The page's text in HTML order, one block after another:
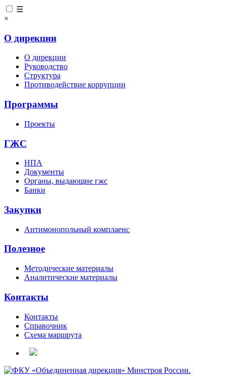
☰
×
О дирекции
О дирекции
Руководство
Структура
Противодействие коррупции
Программы
Проекты
ГЖС
НПА
Документы
Органы, выдающие гжс
Банки
Закупки
Антимонопольный комплаенс
Полезное
Методические материалы
Аналитические материалы
Контакты
Контакты
Справочник
Схема маршрута